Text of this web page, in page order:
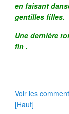
en faisant
gentilles filles.
Une dernière
fin .
Voir les
[Haut]